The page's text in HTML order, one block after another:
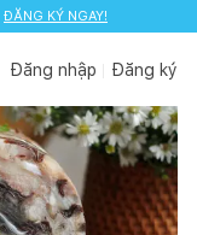
ĐĂNG KÝ NGAY!
Đăng nhập Đăng ký